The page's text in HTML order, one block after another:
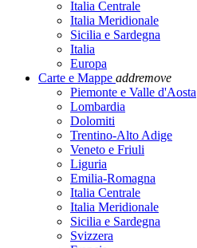
Italia Centrale
Italia Meridionale
Sicilia e Sardegna
Italia
Europa
Carte e Mappe addremove
Piemonte e Valle d'Aosta
Lombardia
Dolomiti
Trentino-Alto Adige
Veneto e Friuli
Liguria
Emilia-Romagna
Italia Centrale
Italia Meridionale
Sicilia e Sardegna
Svizzera